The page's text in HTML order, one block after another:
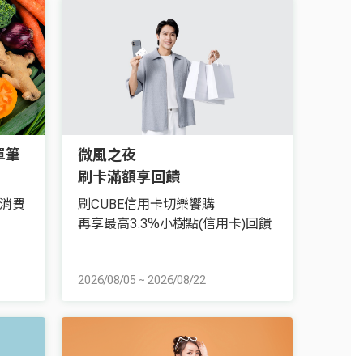
筆
費
微風之夜
刷卡滿額享回饋
刷CUBE信用卡切樂饗購
再享最高3.3%小樹點(信用卡)回饋
2026/08/05 ~ 2026/08/22